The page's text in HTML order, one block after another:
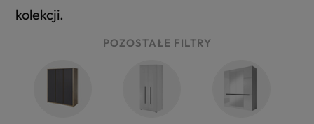
kolekcji.
POZOSTAŁE FILTRY